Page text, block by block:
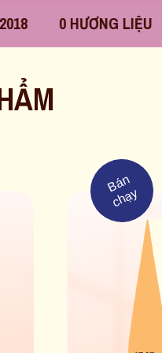
LIỆU 0 CHẤT
B
á
n
c
h
ạ
y